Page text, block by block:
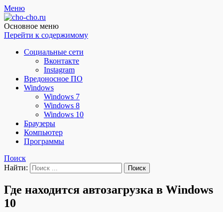
Меню
Чо?! Чо?!
Основное меню
Перейти к содержимому
Социальные сети
Вконтакте
Instagram
Вредоносное ПО
Windows
Windows 7
Windows 8
Windows 10
Браузеры
Компьютер
Программы
Поиск
Найти:
Где находится автозагрузка в Windows
10